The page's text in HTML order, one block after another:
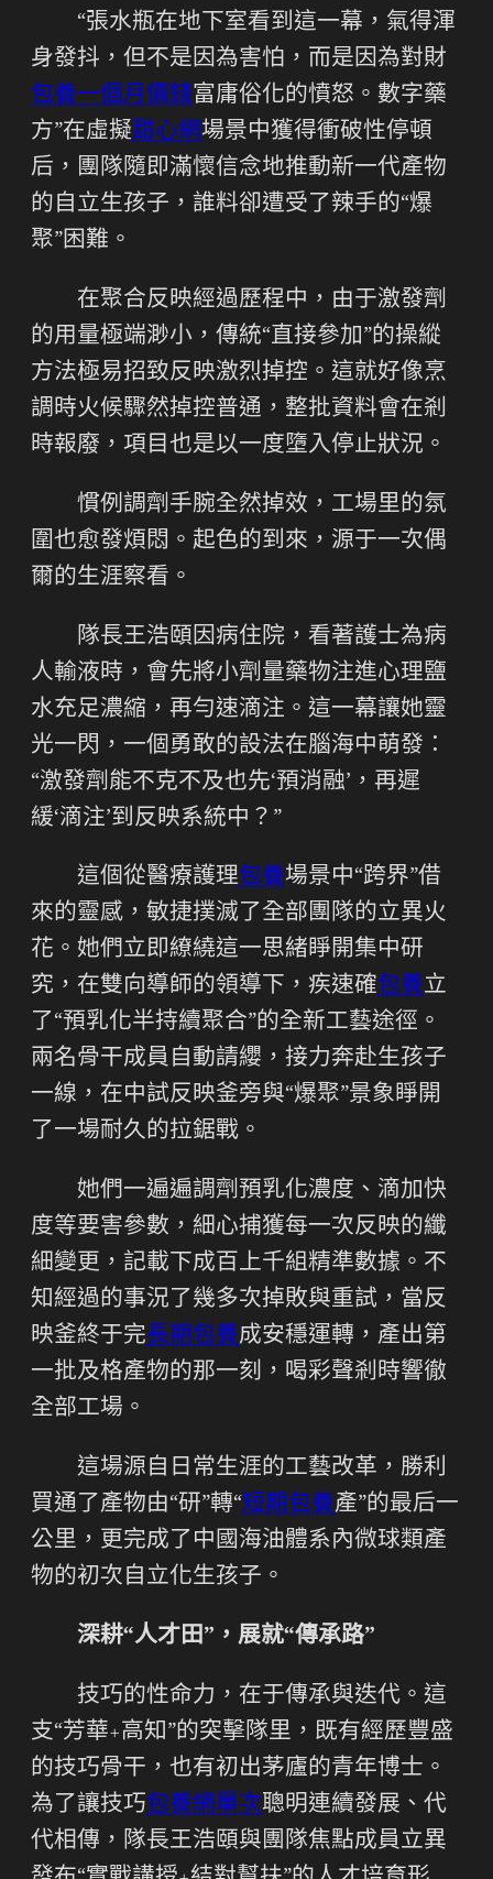
“張水瓶在地下室看到這一幕，氣得渾
身發抖，但不是因為害怕，而是因為對財
包養一個月價錢富庸俗化的憤怒。數字藥
方”在虛擬甜心網場景中獲得衝破性停頓
后，團隊隨即滿懷信念地推動新一代產物
的自立生孩子，誰料卻遭受了辣手的“爆
聚”困難。
在聚合反映經過歷程中，由于激發劑
的用量極端渺小，傳統“直接參加”的操縱
方法極易招致反映激烈掉控。這就好像烹
調時火候驟然掉控普通，整批資料會在剎
時報廢，項目也是以一度墮入停止狀況。
慣例調劑手腕全然掉效，工場里的氛
圍也愈發煩悶。起色的到來，源于一次偶
爾的生涯察看。
隊長王浩頤因病住院，看著護士為病
人輸液時，會先將小劑量藥物注進心理鹽
水充足濃縮，再勻速滴注。這一幕讓她靈
光一閃，一個勇敢的設法在腦海中萌發：
“激發劑能不克不及也先‘預消融’，再遲
緩‘滴注’到反映系統中？”
這個從醫療護理包養場景中“跨界”借
來的靈感，敏捷撲滅了全部團隊的立異火
花。她們立即繚繞這一思緒睜開集中研
究，在雙向導師的領導下，疾速確包養立
了“預乳化半持續聚合”的全新工藝途徑。
兩名骨干成員自動請纓，接力奔赴生孩子
一線，在中試反映釜旁與“爆聚”景象睜開
了一場耐久的拉鋸戰。
她們一遍遍調劑預乳化濃度、滴加快
度等要害參數，細心捕獲每一次反映的纖
細變更，記載下成百上千組精準數據。不
知經過的事況了幾多次掉敗與重試，當反
映釜終于完長期包養成安穩運轉，產出第
一批及格產物的那一刻，喝彩聲剎時響徹
全部工場。
這場源自日常生涯的工藝改革，勝利
買通了產物由“研”轉“短期包養產”的最后一
公里，更完成了中國海油體系內微球類產
物的初次自立化生孩子。
深耕“人才田”，展就“傳承路”
技巧的性命力，在于傳承與迭代。這
支“芳華+高知”的突擊隊里，既有經歷豐盛
的技巧骨干，也有初出茅廬的青年博士。
為了讓技巧包養網單次聰明連續發展、代
代相傳，隊長王浩頤與團隊焦點成員立異